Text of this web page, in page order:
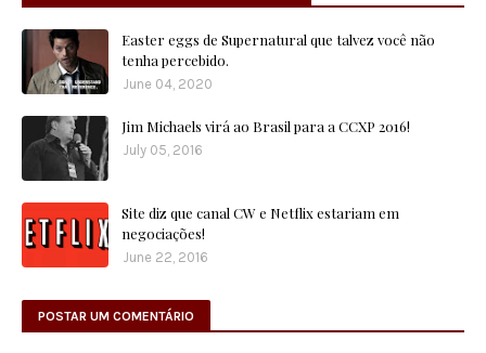
Easter eggs de Supernatural que talvez você não
tenha percebido.
June 04, 2020
Jim Michaels virá ao Brasil para a CCXP 2016!
July 05, 2016
Site diz que canal CW e Netflix estariam em
negociações!
June 22, 2016
POSTAR UM COMENTÁRIO